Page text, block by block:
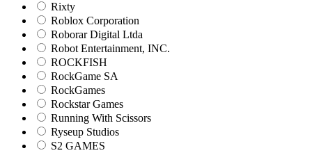
Rixty
Roblox Corporation
Roborar Digital Ltda
Robot Entertainment, INC.
ROCKFISH
RockGame SA
RockGames
Rockstar Games
Running With Scissors
Ryseup Studios
S2 GAMES